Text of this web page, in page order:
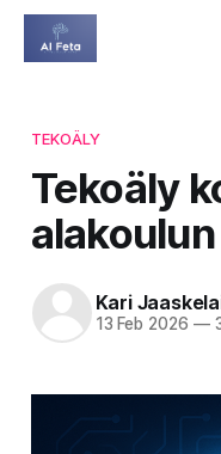
TEKOÄLY
Tekoäly
Kari
13 Feb 2026 —